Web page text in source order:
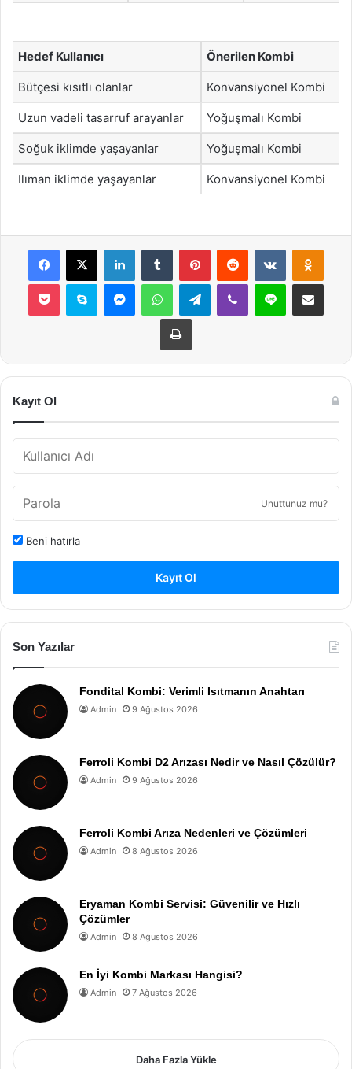
Hedef Kullanıcı Önerilen Kombi
Bütçesi kısıtlı olanlar Konvansiyonel Kombi
Uzun vadeli tasarruf arayanlar Yoğuşmalı Kombi
Soğuk iklimde yaşayanlar Yoğuşmalı Kombi
Ilıman iklimde yaşayanlar Konvansiyonel Kombi
Facebook
X LinkedInTumblr PinterestReddit VKontakte
Pocket Skype MessengerWhatsAppTelegramViber Line E-Posta ile
Yazdır
Kayıt Ol
Unuttunuz mu?
Beni hatırla
Kayıt Ol
Son Yazılar
Fondital Kombi: Verimli Isıtmanın Anahtarı
Admin 9 Ağustos 2026
Ferroli Kombi D2 Arızası Nedir ve Nasıl Çözülür?
Admin 9 Ağustos 2026
Ferroli Kombi Arıza Nedenleri ve Çözümleri
Admin 8 Ağustos 2026
Eryaman Kombi Servisi: Güvenilir ve Hızlı
Çözümler
Admin 8 Ağustos 2026
En İyi Kombi Markası Hangisi?
Admin 7 Ağustos 2026
Daha Fazla Yükle